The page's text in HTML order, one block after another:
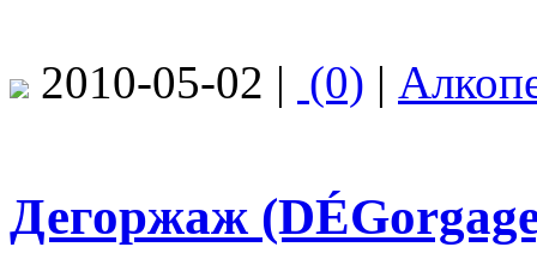
2010-05-02 | (0) |
Дегоржаж